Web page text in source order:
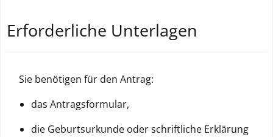
Erforderliche Unterlagen
Sie benötigen für den Antrag:
das Antragsformular,
die Geburtsurkunde oder schriftliche Erklärung